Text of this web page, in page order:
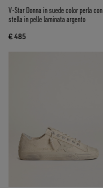
V-Star Donna in suede color perla con
stella in pelle laminata argento
€ 485